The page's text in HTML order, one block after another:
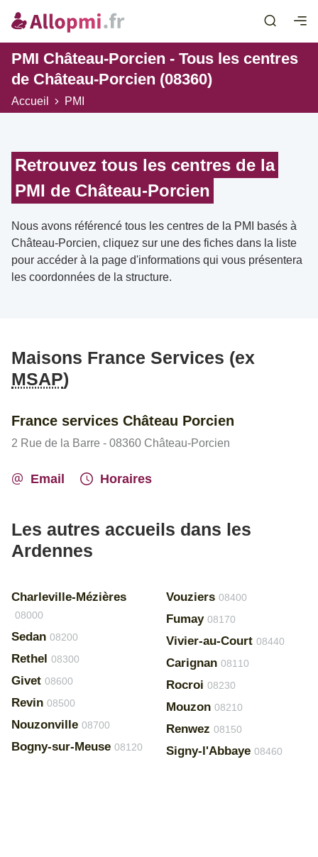
PMI Château-Porcien - Tous les centres
de Château-Porcien (08360)
Accueil PMI
Retrouvez tous les centres de la
PMI de Château-Porcien
Nous avons référencé tous les centres de la PMI basés à
Château-Porcien, cliquez sur une des fiches dans la liste
pour accéder à la page d'informations qui vous présentera
les coordonnées de la structure.
Maisons France Services (ex
MSAP)
France services Château Porcien
2 Rue de la Barre - 08360 Château-Porcien
Email Horaires
Les autres accueils dans les
Ardennes
Charleville-Mézières
08000
Sedan 08200
Rethel 08300
Givet 08600
Revin 08500
Nouzonville 08700
Bogny-sur-Meuse 08120
Vouziers 08400
Fumay 08170
Vivier-au-Court 08440
Carignan 08110
Rocroi 08230
Mouzon 08210
Renwez 08150
Signy-l'Abbaye 08460